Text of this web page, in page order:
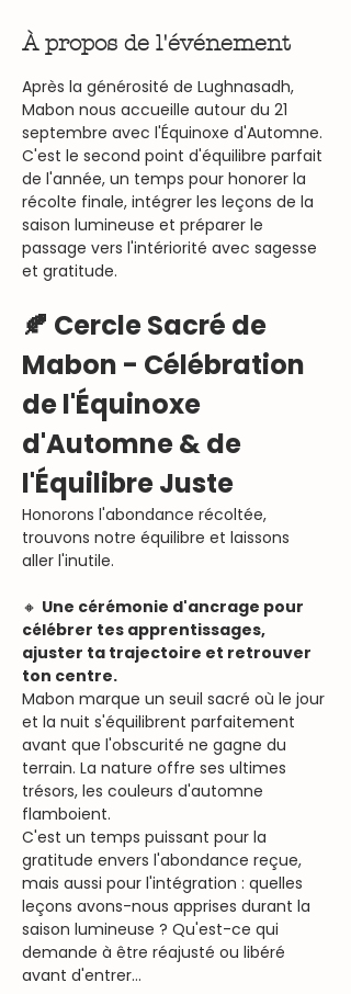
À propos de l'événement
Après la générosité de Lughnasadh,
Mabon nous accueille autour du 21
septembre avec l'Équinoxe d'Automne.
C'est le second point d'équilibre parfait
de l'année, un temps pour honorer la
récolte finale, intégrer les leçons de la
saison lumineuse et préparer le
passage vers l'intériorité avec sagesse
et gratitude.
🍂 Cercle Sacré de
Mabon - Célébration
de l'Équinoxe
d'Automne & de
l'Équilibre Juste
Honorons l'abondance récoltée,
trouvons notre équilibre et laissons
aller l'inutile.
🔸 Une cérémonie d'ancrage pour
célébrer tes apprentissages,
ajuster ta trajectoire et retrouver
ton centre.
Mabon marque un seuil sacré où le jour
et la nuit s'équilibrent parfaitement
avant que l'obscurité ne gagne du
terrain. La nature offre ses ultimes
trésors, les couleurs d'automne
flamboient.
C'est un temps puissant pour la
gratitude envers l'abondance reçue,
mais aussi pour l'intégration : quelles
leçons avons-nous apprises durant la
saison lumineuse ? Qu'est-ce qui
demande à être réajusté ou libéré
avant d'entrer…